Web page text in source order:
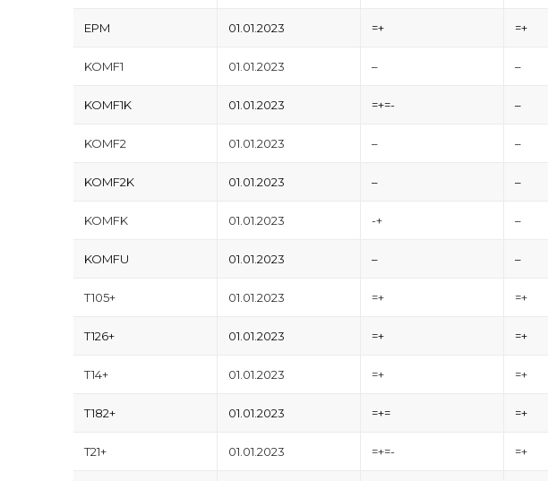
EPM 01.01.2023 =+ =+
KOMF1 01.01.2023 – –
KOMF1K 01.01.2023 =+=- –
KOMF2 01.01.2023 – –
KOMF2K 01.01.2023 – –
KOMFK 01.01.2023 -+ –
KOMFU 01.01.2023 – –
T105+ 01.01.2023 =+ =+
T126+ 01.01.2023 =+ =+
T14+ 01.01.2023 =+ =+
T182+ 01.01.2023 =+= =+
T21+ 01.01.2023 =+=- =+